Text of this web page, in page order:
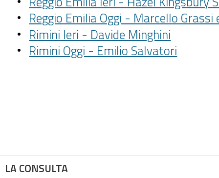
Reggio Emilia Oggi - Marcello Grassi
Rimini Ieri - Davide Minghini
Rimini Oggi - Emilio Salvatori
LA CONSULTA